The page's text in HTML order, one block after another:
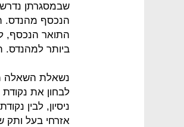
שבמסגרתן
הנכסף מהנדס.
התואר הנכסף,
ביותר למהנדס.
נשאלת השאלה
לבחון את
ניסיון, לבין
אזרחי בעל ותק של מעל ל - 20